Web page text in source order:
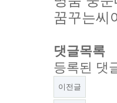
꿈꾸는씨
댓글목록
등록된 댓
이전글